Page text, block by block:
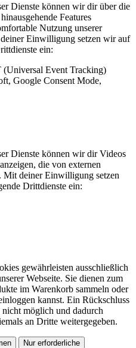
Dienste können wir dir über die
Features
Nutzung unserer
Einwilligung setzen wir auf
ein:
Event Tracking)
Google Consent Mode,
Dienste können wir dir Videos
die von externen
Mit deiner Einwilligung setzen
Drittdienste ein:
gewährleisten ausschließlich
Webseite. Sie dienen zum
im Warenkorb sammeln oder
kannst. Ein Rückschluss
möglich und dadurch
an Dritte weitergegeben.
Nur erforderliche